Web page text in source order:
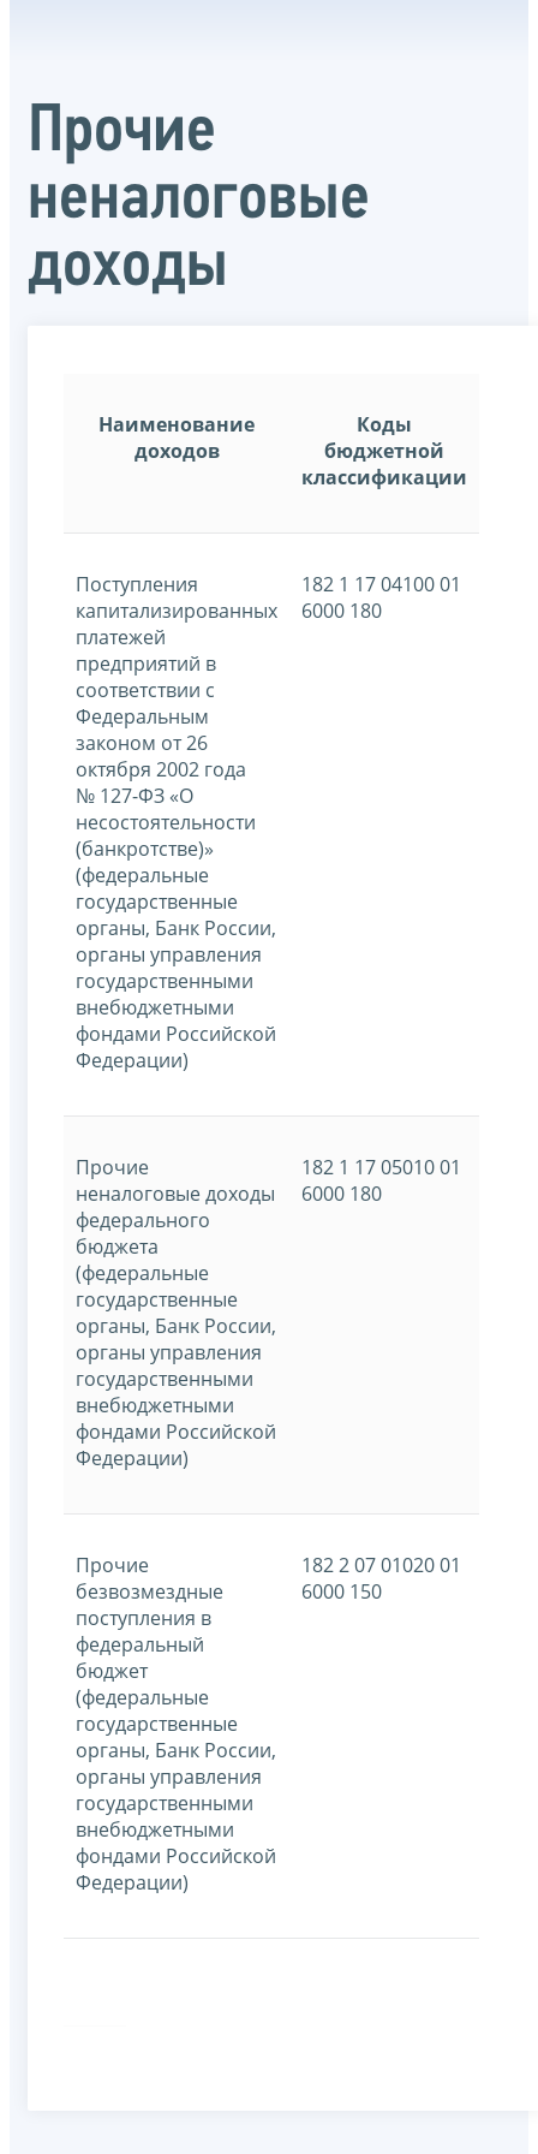
Прочие
неналоговые
доходы
Наименование
доходов
Коды
бюджетной
классификации
Поступления
капитализированных
платежей
предприятий в
соответствии с
Федеральным
законом от 26
октября 2002 года
№ 127-ФЗ «О
несостоятельности
(банкротстве)»
(федеральные
государственные
органы, Банк России,
органы управления
государственными
внебюджетными
фондами Российской
Федерации)
182 1 17 04100 01
6000 180
Прочие
неналоговые доходы
федерального
бюджета
(федеральные
государственные
органы, Банк России,
органы управления
государственными
внебюджетными
фондами Российской
Федерации)
182 1 17 05010 01
6000 180
Прочие
безвозмездные
поступления в
федеральный
бюджет
(федеральные
государственные
органы, Банк России,
органы управления
государственными
внебюджетными
фондами Российской
Федерации)
182 2 07 01020 01
6000 150